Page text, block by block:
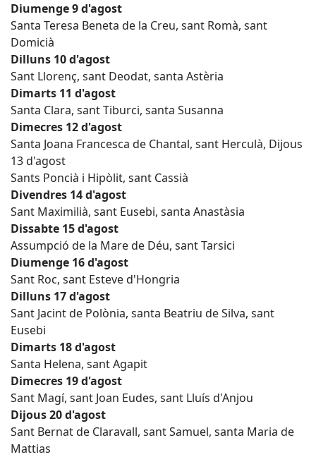
Diumenge 9 d'agost
Santa Teresa Beneta de la Creu, sant Romà, sant
Domicià
Dilluns 10 d'agost
Sant Llorenç, sant Deodat, santa Astèria
Dimarts 11 d'agost
Santa Clara, sant Tiburci, santa Susanna
Dimecres 12 d'agost
Santa Joana Francesca de Chantal, sant Herculà, Dijous
13 d'agost
Sants Poncià i Hipòlit, sant Cassià
Divendres 14 d'agost
Sant Maximilià, sant Eusebi, santa Anastàsia
Dissabte 15 d'agost
Assumpció de la Mare de Déu, sant Tarsici
Diumenge 16 d'agost
Sant Roc, sant Esteve d'Hongria
Dilluns 17 d'agost
Sant Jacint de Polònia, santa Beatriu de Silva, sant
Eusebi
Dimarts 18 d'agost
Santa Helena, sant Agapit
Dimecres 19 d'agost
Sant Magí, sant Joan Eudes, sant Lluís d'Anjou
Dijous 20 d'agost
Sant Bernat de Claravall, sant Samuel, santa Maria de
Mattias